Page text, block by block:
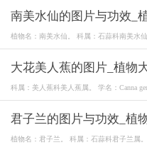
南美水仙的图片与功效_
植物名：南美水仙。 科属：石蒜科南美水
大花美人蕉的图片_植物
科属：美人蕉科美人蕉属。 学名：Canna
君子兰的图片与功效_植
植物名：君子兰。 科属：石蒜科君子兰属